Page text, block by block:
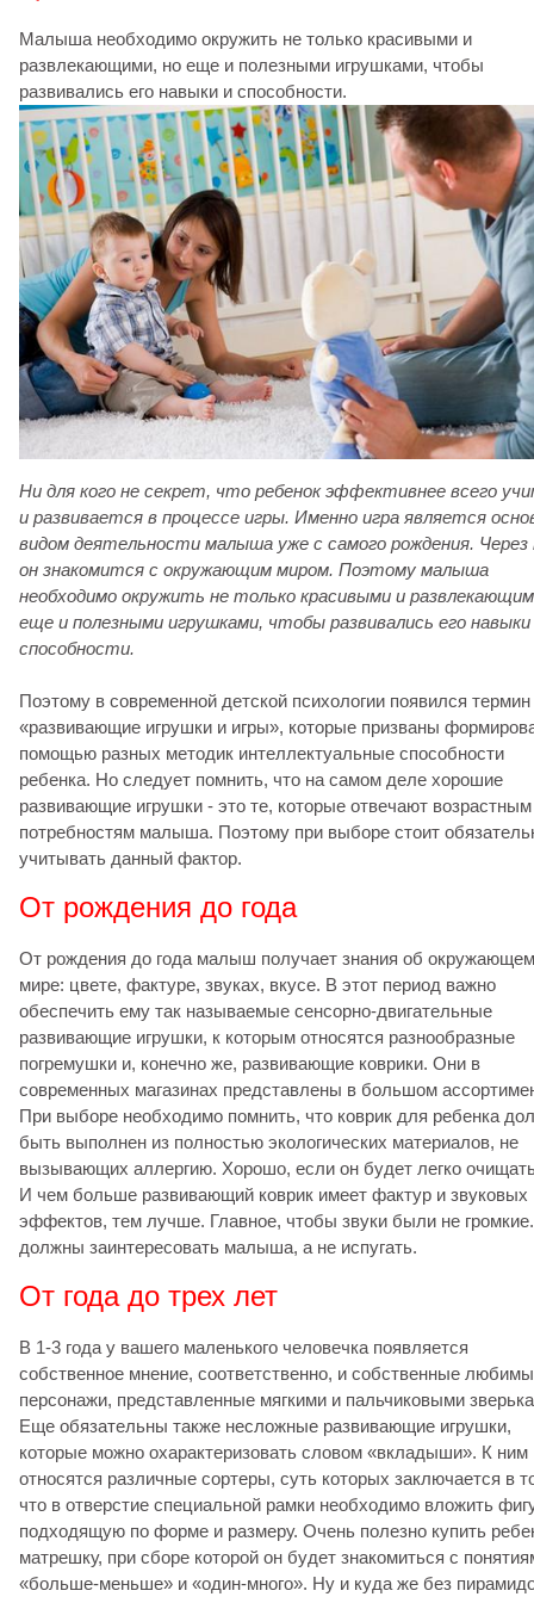
Малыша необходимо окружить не только красивыми и
развлекающими, но еще и полезными игрушками, чтобы
развивались его навыки и способности.
Ни для кого не секрет, что ребенок эффективнее всего
и развивается в процессе игры. Именно игра является
видом деятельности малыша уже с самого рождения. Через
он знакомится с окружающим миром. Поэтому малыша
необходимо окружить не только красивыми и
еще и полезными игрушками, чтобы развивались его навыки
способности.
Поэтому в современной детской психологии появился термин
«развивающие игрушки и игры», которые призваны
помощью разных методик интеллектуальные способности
ребенка. Но следует помнить, что на самом деле хорошие
развивающие игрушки - это те, которые отвечают возрастным
потребностям малыша. Поэтому при выборе стоит
учитывать данный фактор.
От рождения до года
От рождения до года малыш получает знания об окружающем
мире: цвете, фактуре, звуках, вкусе. В этот период важно
обеспечить ему так называемые сенсорно-двигательные
развивающие игрушки, к которым относятся разнообразные
погремушки и, конечно же, развивающие коврики. Они в
современных магазинах представлены в большом
При выборе необходимо помнить, что коврик для ребенка
быть выполнен из полностью экологических материалов, не
вызывающих аллергию. Хорошо, если он будет легко
И чем больше развивающий коврик имеет фактур и звуковых
эффектов, тем лучше. Главное, чтобы звуки были не
должны заинтересовать малыша, а не испугать.
От года до трех лет
В 1-3 года у вашего маленького человечка появляется
собственное мнение, соответственно, и собственные
персонажи, представленные мягкими и пальчиковыми
Еще обязательны также несложные развивающие игрушки,
которые можно охарактеризовать словом «вкладыши». К ним
относятся различные сортеры, суть которых заключается в
что в отверстие специальной рамки необходимо вложить
подходящую по форме и размеру. Очень полезно купить
матрешку, при сборе которой он будет знакомиться с
«больше-меньше» и «один-много». Ну и куда же без